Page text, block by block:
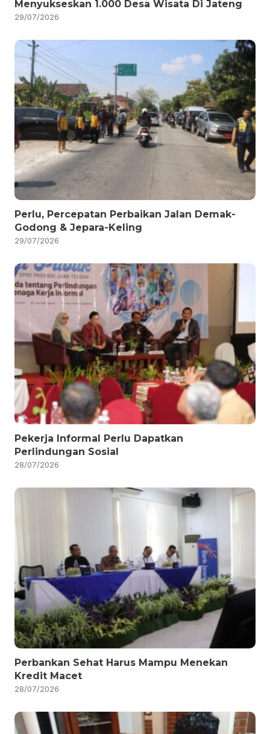
Menyukseskan 1.000 Desa Wisata Di Jateng
29/07/2026
Perlu, Percepatan Perbaikan Jalan Demak-
Godong & Jepara-Keling
29/07/2026
Pekerja Informal Perlu Dapatkan
Perlindungan Sosial
28/07/2026
Perbankan Sehat Harus Mampu Menekan
Kredit Macet
28/07/2026